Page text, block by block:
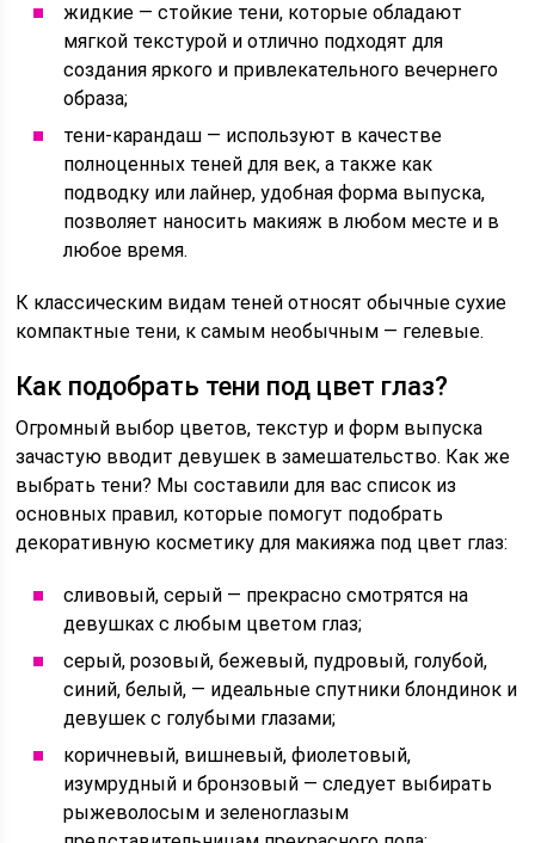
жидкие — стойкие тени, которые обладают
мягкой текстурой и отлично подходят для
создания яркого и привлекательного вечернего
образа;
тени-карандаш — используют в качестве
полноценных теней для век, а также как
подводку или лайнер, удобная форма выпуска,
позволяет наносить макияж в любом месте и в
любое время.
К классическим видам теней относят обычные сухие
компактные тени, к самым необычным — гелевые.
Как подобрать тени под цвет глаз?
Огромный выбор цветов, текстур и форм выпуска
зачастую вводит девушек в замешательство. Как же
выбрать тени? Мы составили для вас список из
основных правил, которые помогут подобрать
декоративную косметику для макияжа под цвет глаз:
сливовый, серый — прекрасно смотрятся на
девушках с любым цветом глаз;
серый, розовый, бежевый, пудровый, голубой,
синий, белый, — идеальные спутники блондинок и
девушек с голубыми глазами;
коричневый, вишневый, фиолетовый,
изумрудный и бронзовый — следует выбирать
рыжеволосым и зеленоглазым